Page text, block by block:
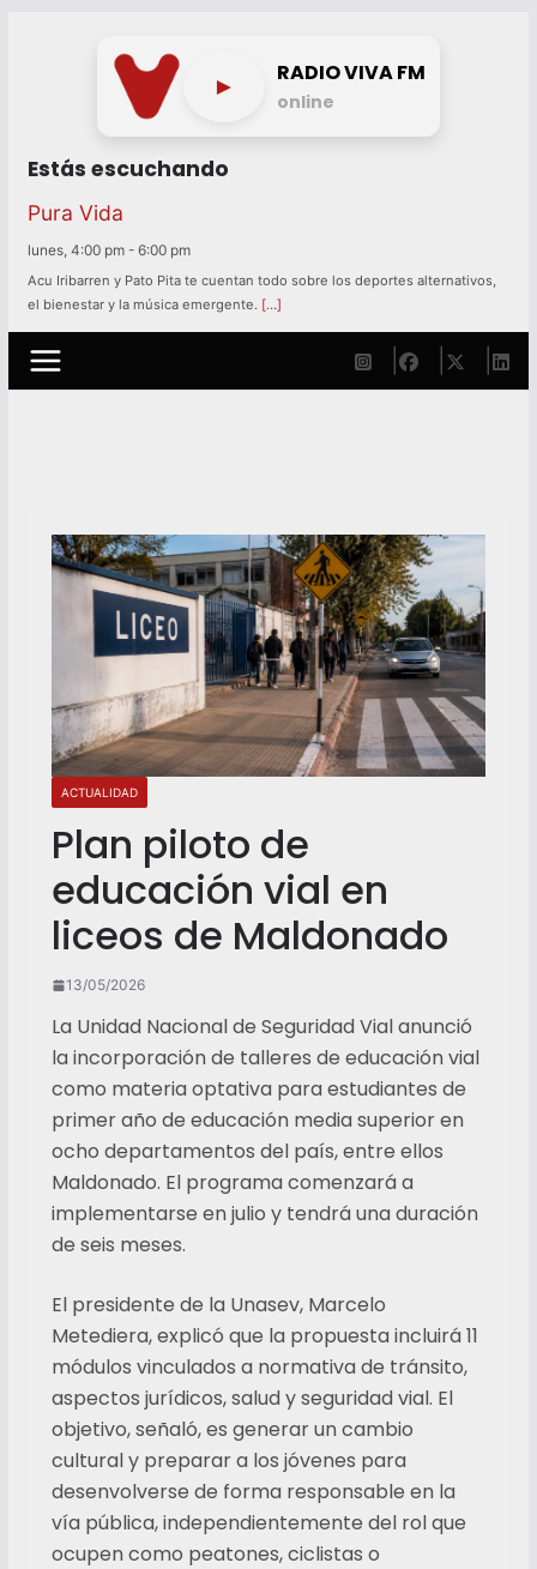
► RADIO VIVA FM
online
Estás escuchando
Pura Vida
lunes, 4:00 pm - 6:00 pm
Acu Iribarren y Pato Pita te cuentan todo sobre los deportes alternativos,
el bienestar y la música emergente. […]
ACTUALIDAD
Plan piloto de
educación vial en
liceos de Maldonado
13/05/2026
La Unidad Nacional de Seguridad Vial anunció
la incorporación de talleres de educación vial
como materia optativa para estudiantes de
primer año de educación media superior en
ocho departamentos del país, entre ellos
Maldonado. El programa comenzará a
implementarse en julio y tendrá una duración
de seis meses.
El presidente de la Unasev, Marcelo
Metediera, explicó que la propuesta incluirá 11
módulos vinculados a normativa de tránsito,
aspectos jurídicos, salud y seguridad vial. El
objetivo, señaló, es generar un cambio
cultural y preparar a los jóvenes para
desenvolverse de forma responsable en la
vía pública, independientemente del rol que
ocupen como peatones, ciclistas o